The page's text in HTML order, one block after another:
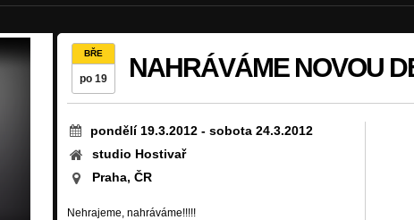
BŘE
po 19 NAHRÁVÁME NOVOU
pondělí 19.3.2012 - sobota 24.3.2012
studio Hostivař
Praha, ČR
Nehrajeme, nahráváme!!!!!